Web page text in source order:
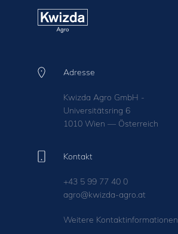
Adresse
Kwizda Agro GmbH -
Universitätsring 6
1010 Wien — Österreich
Kontakt
+43 5 99 77 40 0
agro@kwizda-agro.at
Weitere Kontaktinformationen